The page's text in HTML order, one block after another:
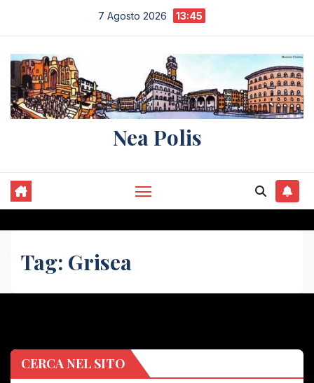
contenuto
7 Agosto 2026 13:45
Nea Polis
Tag: Grisea
CERCA NEL SITO